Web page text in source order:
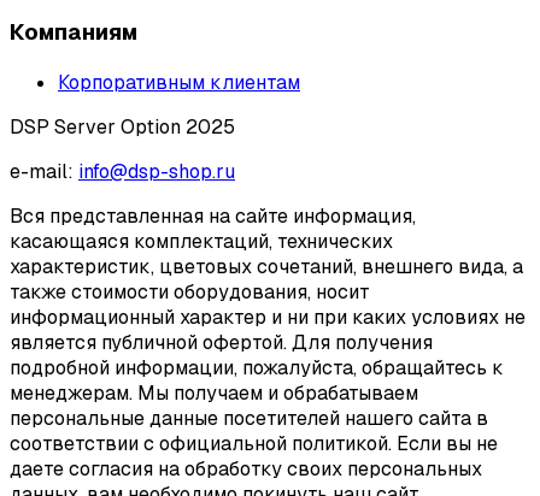
Компаниям
Корпоративным клиентам
DSP Server Option 2025
e-mail: info@dsp-shop.ru
Вся представленная на сайте информация,
касающаяся комплектаций, технических
характеристик, цветовых сочетаний, внешнего вида, а
также стоимости оборудования, носит
информационный характер и ни при каких условиях не
является публичной офертой. Для получения
подробной информации, пожалуйста, обращайтесь к
менеджерам. Мы получаем и обрабатываем
персональные данные посетителей нашего сайта в
соответствии с официальной политикой. Если вы не
даете согласия на обработку своих персональных